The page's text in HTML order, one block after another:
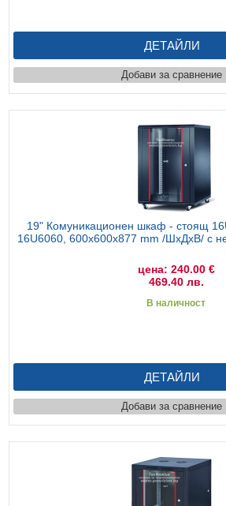
ДЕТАЙЛИ
Добави за сравнение
19" Комуникационен шкаф - стоящ
16U6060, 600x600х877 mm /ШхДхВ/ с
цена: 240.00 €
469.40 лв.
В наличност
ДЕТАЙЛИ
Добави за сравнение